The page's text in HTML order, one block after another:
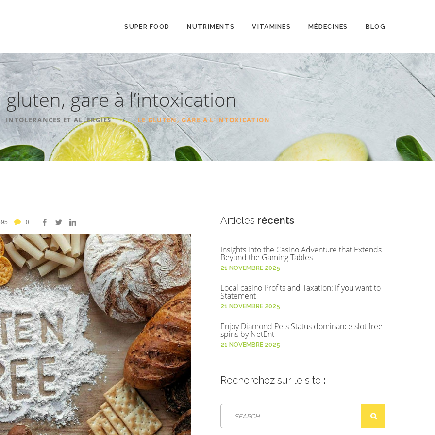
SUPER FOOD NUTRIMENTS VITAMINES MÉDECINES BLOG
gluten, gare à l’intoxication
INTOLÉRANCES ET ALLERGIES LE GLUTEN, GARE À L’INTOXICATION
0 Articles récents
Insights into the Casino Adventure that Extends
Beyond the Gaming Tables
21 NOVEMBRE 2025
Local casino Profits and Taxation: If you want to
Statement
21 NOVEMBRE 2025
Enjoy Diamond Pets Status dominance slot free
spins by NetEnt
21 NOVEMBRE 2025
Recherchez sur le site :